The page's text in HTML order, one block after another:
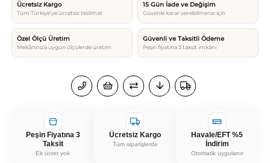
Ücretsiz Kargo
Tüm Türkiye’ye ücretsiz teslimat
15 Gün İade ve Değişim
Güvenle karar verebilmeniz için
Özel Ölçü Üretim
Mekânınıza uygun ölçülerde üretim
Güvenli ve Taksitli Ödeme
Peşin fiyatına 3 taksit imkânı
Peşin Fiyatına 3
Taksit
Ek ücret yok
Ücretsiz Kargo
Tüm siparişlerde
Havale/EFT %5
İndirim
Otomatik uygulanır